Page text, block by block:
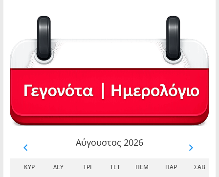
Αύγουστος 2026
ΚΥΡ ΔΕΥ ΤΡΊ ΤΕΤ ΠΈΜ ΠΑΡ ΣΆΒ